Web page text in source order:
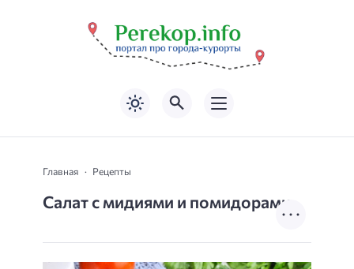
Главная Рецепты
Салат с мидиями и помидорами